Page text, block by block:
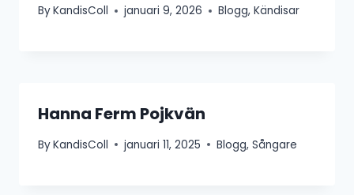
ByKandisColl januari 9, 2026 Blogg,Kändisar
Hanna Ferm Pojkvän
ByKandisColl januari 11, 2025 Blogg,Sångare